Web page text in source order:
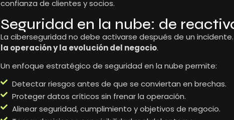
confianza de clientes y socios.
Seguridad en la nube: de
La ciberseguridad no debe activarse después de un
la operación y la evolución del negocio.
Un enfoque estratégico de seguridad en la nube permite:
Detectar riesgos antes de que se conviertan en brechas.
Proteger datos críticos sin frenar la operación.
Alinear seguridad, cumplimiento y objetivos de negocio.